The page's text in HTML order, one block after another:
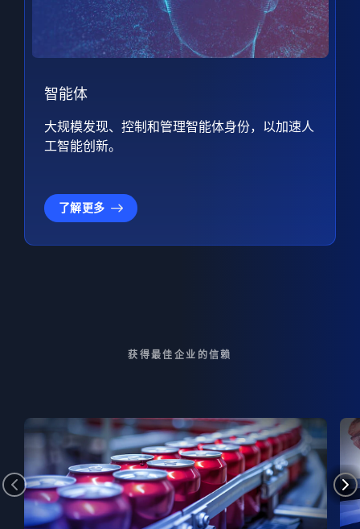
智能体
大规模发现、控制和管理智能体身份，以加速人
工智能创新。
了解更多
获得最佳企业的信赖